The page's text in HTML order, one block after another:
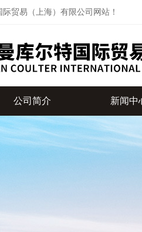
贸易（上海）有限公司网站！
公司简介 新闻中